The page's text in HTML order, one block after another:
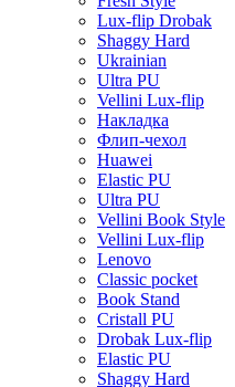
Lux-flip Drobak
Shaggy Hard
Ukrainian
Ultra PU
Vellini Lux-flip
Накладка
Флип-чехол
Huawei
Elastic PU
Ultra PU
Vellini Book Style
Vellini Lux-flip
Lenovo
Classic pocket
Book Stand
Cristall PU
Drobak Lux-flip
Elastic PU
Shaggy Hard